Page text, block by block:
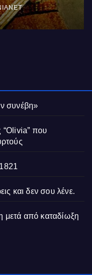
συνέβη»
“Olivia” που
και δεν σου λένε.
μετά από καταδίωξη